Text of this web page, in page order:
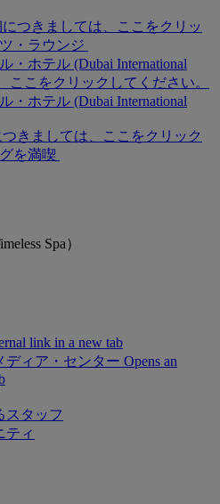
つきましては、ここをクリッ
・ラウンジ
・ホテル (Dubai International
ここをクリックしてください。
・ホテル (Dubai International
きましては、ここをクリック
を満喫
Spa）
link in a new tab
ディア・センター Opens an
スタッフ
ティ